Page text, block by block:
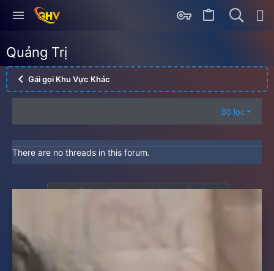
Quảng Trị
Gái gọi Khu Vực Khác
Bộ lọc
There are no threads in this forum.
Bạn phải đăng nhập hoặc đăng ký để viết bài.